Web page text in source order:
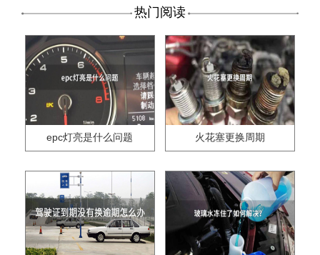
热门阅读
epc灯亮是什么问题 火花塞更换周期